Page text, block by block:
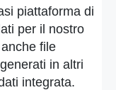
piattaforma di
per il nostro
file
in altri
integrata.